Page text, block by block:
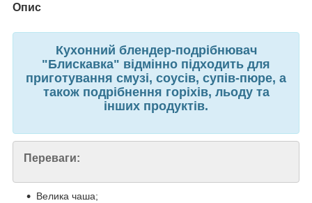
Опис
Кухонний блендер-подрібнювач
"Блискавка" відмінно підходить для
приготування смузі, соусів, супів-пюре, а
також подрібнення горіхів, льоду та
інших продуктів.
Переваги:
Велика чаша;